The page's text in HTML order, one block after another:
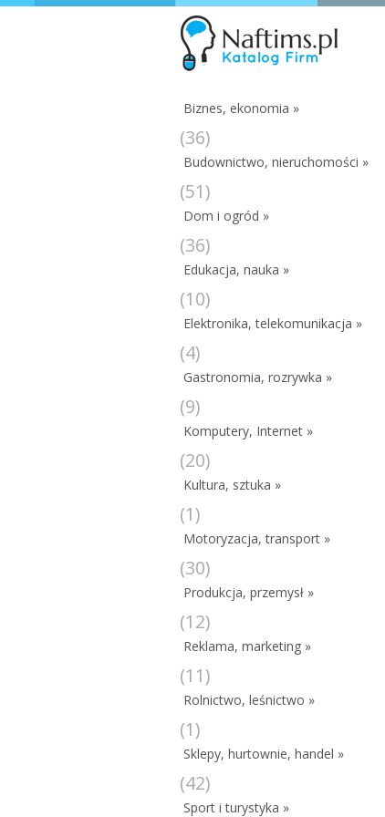
Biznes, ekonomia »
(36)
Budownictwo, nieruchomości »
(51)
Dom i ogród »
(36)
Edukacja, nauka »
(10)
Elektronika, telekomunikacja »
(4)
Gastronomia, rozrywka »
(9)
Komputery, Internet »
(20)
Kultura, sztuka »
(1)
Motoryzacja, transport »
(30)
Produkcja, przemysł »
(12)
Reklama, marketing »
(11)
Rolnictwo, leśnictwo »
(1)
Sklepy, hurtownie, handel »
(42)
Sport i turystyka »